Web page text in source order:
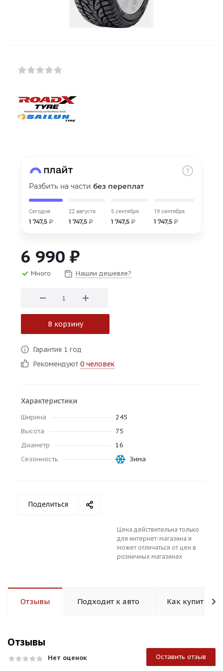
Добавляйте товары
25 % картой любого банка
Получайте товар
выбранный способом
по 25%каждые 2 недели
Подробнее
8 800 302-02-51
Разбить на части без переплат
Сегодня
1 747,5 ₽
22 августа
1 747,5 ₽
5 сентября
1 747,5 ₽
19 сентября
1 747,5₽
6 990 ₽
Много Нашли дешевле?
В корзину
Гарантия 1 год
Рекомендуют 0 человек
Характеристики
Ширина
245
Высота
75
Диаметр
16
Сезонность
Зима
Поделиться
Цена действительна только
для интернет-магазина и
может отличаться от цен в
розничных магазинах
Отзывы Подходит к авто Как купить
Отзывы
Нет оценок Оставить отзыв